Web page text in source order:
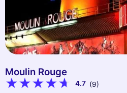
Moulin Rouge
4.7 (9)